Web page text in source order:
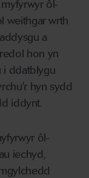
ôl-
weithgar wrth
a
hon yn
i ddatblygu
hyn sydd
iddynt.
ôl-
iechyd,